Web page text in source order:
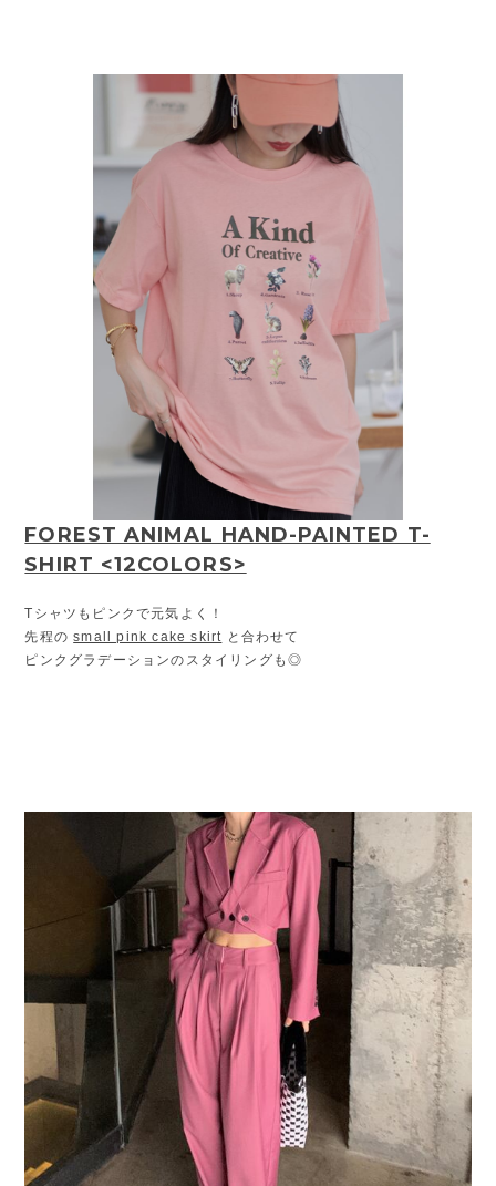
FOREST ANIMAL HAND-PAINTED T-
SHIRT <12COLORS>
Tシャツもピンクで元気よく！
先程のsmall pink cake skirt と合わせて
ピンクグラデーションのスタイリングも◎